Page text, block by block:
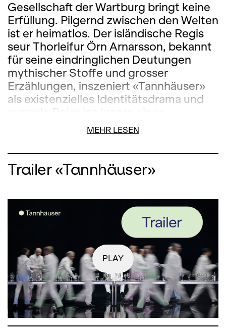
Gesellschaft der Wartburg bringt keine
Erfüllung. Pilgernd zwischen den Welten
ist er heimatlos. Der isländische Regis
seur Thorleifur Örn Arnarsson, bekannt
für seine eindringlichen Deutungen
mythischer Stoffe und grosser
Erzählungen, inszeniert «Tannhäuser»
als existenzielles Identitätsdrama und
Menschen. Die Suche nach Sinn und
Halt in einer Welt, die zu entgleiten
scheint, hat Wagner zur
philosophischen Weltbeschreibung
verdichtet
MEHR LESEN
Trailer «Tannhäuser»
PLAY